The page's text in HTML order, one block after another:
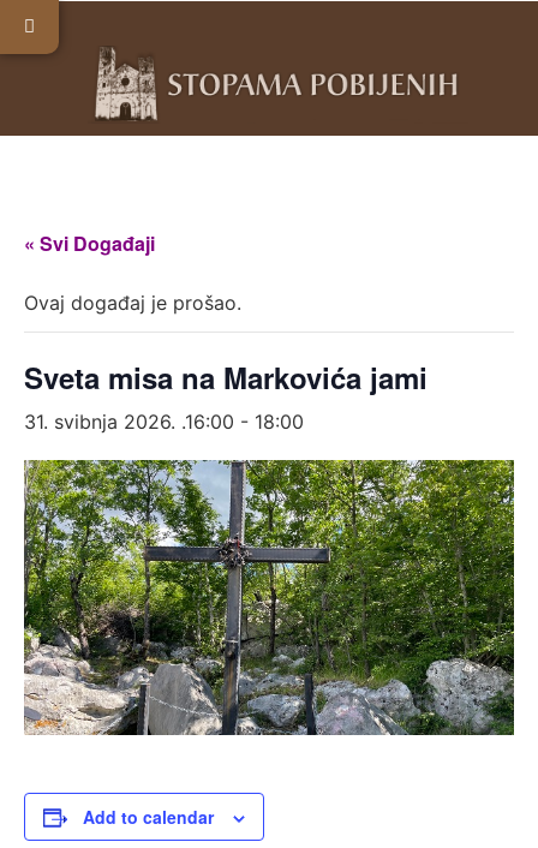
« Svi Događaji
Ovaj događaj je prošao.
Sveta misa na Markovića jami
31. svibnja 2026. .16:00 - 18:00
Add to calendar